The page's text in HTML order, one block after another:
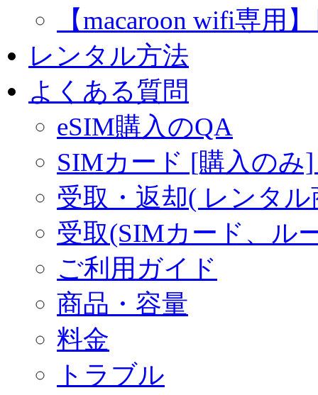
【macaroon wifi専用
レンタル方法
よくある質問
eSIM購入のQA
SIMカード [購入のみ
受取・返却( レンタ
受取(SIMカード、ル
ご利用ガイド
商品・容量
料金
トラブル